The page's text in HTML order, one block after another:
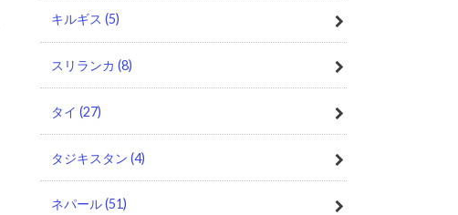
キルギス (5)
スリランカ (8)
タイ (27)
タジキスタン (4)
ネパール(51)